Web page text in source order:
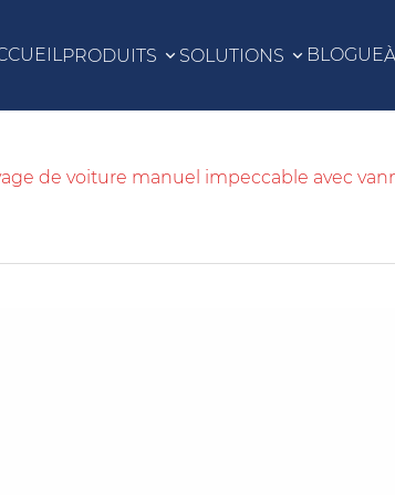
PRODUITS SOLUTIONS BLOGUE
de voiture manuel impeccable avec